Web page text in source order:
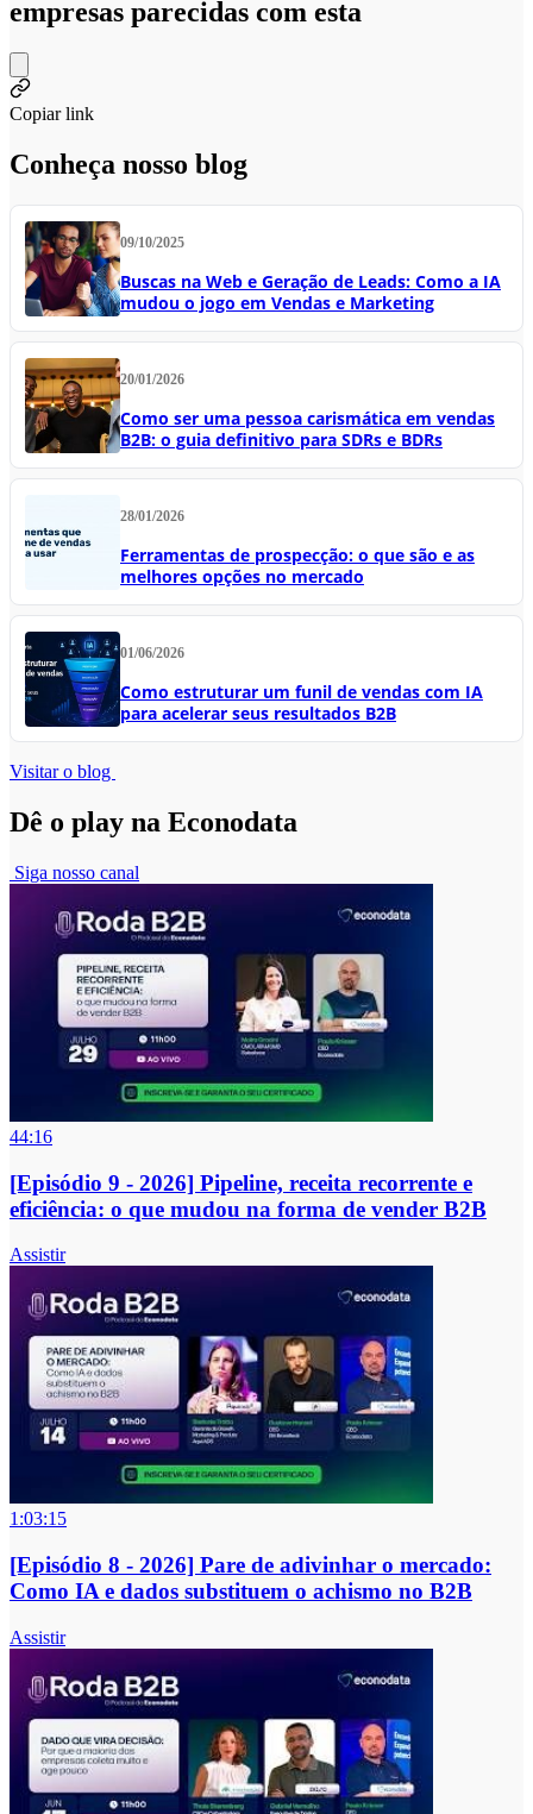
empresas parecidas com esta
Copiar link
Conheça nosso blog
09/10/2025
Buscas na Web e Geração de Leads: Como a IA
mudou o jogo em Vendas e Marketing
20/01/2026
Como ser uma pessoa carismática em vendas
B2B: o guia definitivo para SDRs e BDRs
28/01/2026
Ferramentas de prospecção: o que são e as
melhores opções no mercado
01/06/2026
Como estruturar um funil de vendas com IA
para acelerar seus resultados B2B
Visitar o blog
Dê o play na Econodata
Siga nosso canal
44:16
[Episódio 9 - 2026] Pipeline, receita recorrente e
eficiência: o que mudou na forma de vender B2B
Assistir
1:03:15
[Episódio 8 - 2026] Pare de adivinhar o mercado:
Como IA e dados substituem o achismo no B2B
Assistir